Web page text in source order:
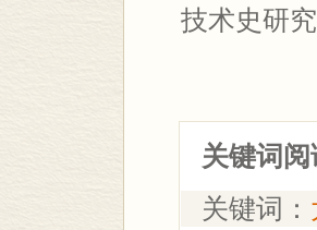
技术史研
关键词阅
关键词：